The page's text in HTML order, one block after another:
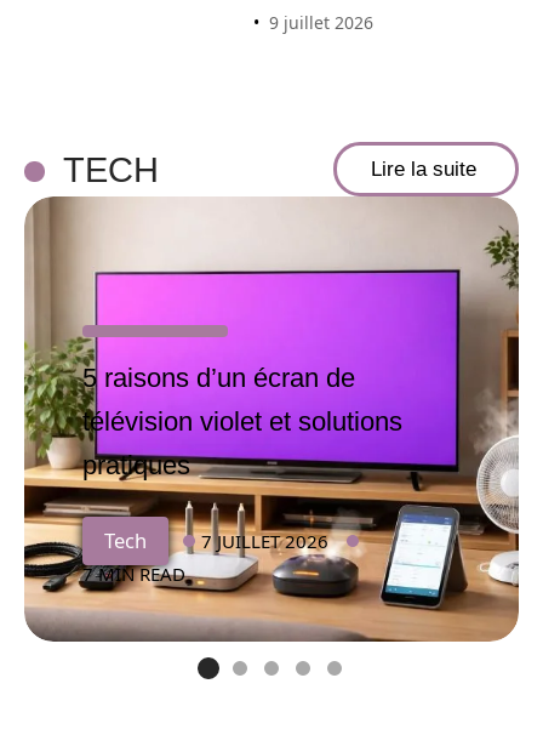
9 juillet 2026
TECH Lire la suite
5 raisons d’un écran de
télévision violet et solutions
pratiques
Tech
7 JUILLET 2026
7 MIN READ